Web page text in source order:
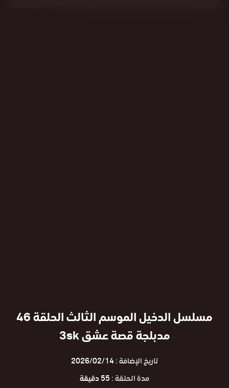
مسلسل الدخيل الموسم الثالث الحلقة 46
مدبلجة قصة عشق 3sk
تاريخ الإضافة :2026/02/14
مدة الحلقة :55 دقيقة